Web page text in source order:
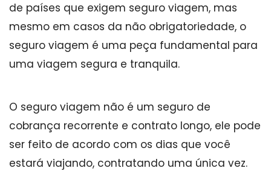
de países que exigem seguro viagem, mas
mesmo em casos da não obrigatoriedade, o
seguro viagem é uma peça fundamental para
uma viagem segura e tranquila.
O seguro viagem não é um seguro de
cobrança recorrente e contrato longo, ele pode
ser feito de acordo com os dias que você
estará viajando, contratando uma única vez.